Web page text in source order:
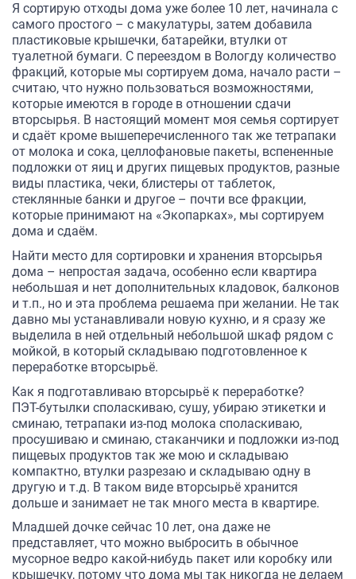
Я сортирую отходы дома уже более 10 лет, начинала с
самого простого – с макулатуры, затем добавила
пластиковые крышечки, батарейки, втулки от
туалетной бумаги. С переездом в Вологду количество
фракций, которые мы сортируем дома, начало расти –
считаю, что нужно пользоваться возможностями,
которые имеются в городе в отношении сдачи
вторсырья. В настоящий момент моя семья сортирует
и сдаёт кроме вышеперечисленного так же тетрапаки
от молока и сока, целлофановые пакеты, вспененные
подложки от яиц и других пищевых продуктов, разные
виды пластика, чеки, блистеры от таблеток,
стеклянные банки и другое – почти все фракции,
которые принимают на «Экопарках», мы сортируем
дома и сдаём.
Найти место для сортировки и хранения вторсырья
дома – непростая задача, особенно если квартира
небольшая и нет дополнительных кладовок, балконов
и т.п., но и эта проблема решаема при желании. Не так
давно мы устанавливали новую кухню, и я сразу же
выделила в ней отдельный небольшой шкаф рядом с
мойкой, в который складываю подготовленное к
переработке вторсырьё.
Как я подготавливаю вторсырьё к переработке?
ПЭТ-бутылки споласкиваю, сушу, убираю этикетки и
сминаю, тетрапаки из-под молока споласкиваю,
просушиваю и сминаю, стаканчики и подложки из-под
пищевых продуктов так же мою и складываю
компактно, втулки разрезаю и складываю одну в
другую и т.д. В таком виде вторсырьё хранится
дольше и занимает не так много места в квартире.
Младшей дочке сейчас 10 лет, она даже не
представляет, что можно выбросить в обычное
мусорное ведро какой-нибудь пакет или коробку или
крышечку, потому что дома мы так никогда не делаем